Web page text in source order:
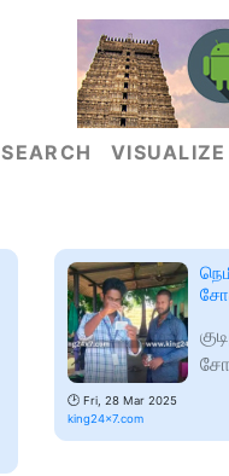
SEARCH VISUALIZE
🕑 Fri, 28 Mar 2025
king24x7.com